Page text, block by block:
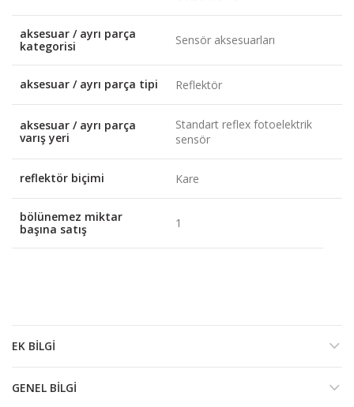
aksesuar / ayrı parça
kategorisi
Sensör aksesuarları
aksesuar / ayrı parça tipi Reflektör
aksesuar / ayrı parça
varış yeri
Standart reflex fotoelektrik
sensör
reflektör biçimi Kare
bölünemez miktar
başına satış
1
EK BILGI
GENEL BILGI